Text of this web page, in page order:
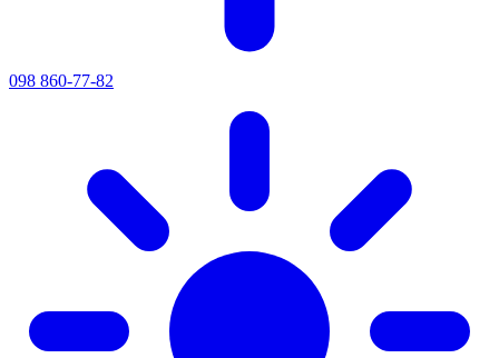
098 860-77-82